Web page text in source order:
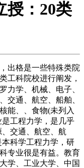
授：20类
格是一些特殊类院
工科院校进行阐发，
力学、机械、电子、
交通、航空、船舶、
能、、食物(未列入
工程力学，是几乎
交通、航空、航
科学工程力学，研
专业很是有益。教育
学、工业大学、中国